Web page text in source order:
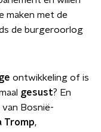
maken met de
de burgeroorlog
ontwikkeling of is
gesust? En
Bosnië-
Tromp,